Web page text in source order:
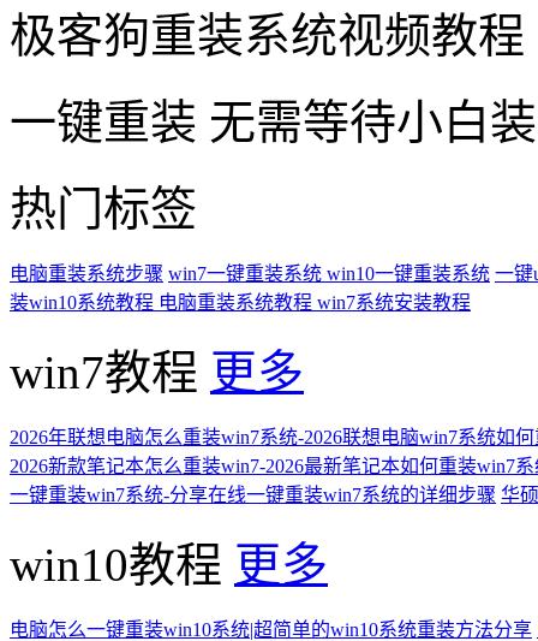
极客狗重装系统视频教程
一键重装 无需等待小白
热门标签
电脑重装系统步骤 win7一键重装系统 win10一键重装系统 一键
装win10系统教程 电脑重装系统教程 win7系统安装教程
win7教程 更多
2026年联想电脑怎么重装win7系统-2026联想电脑win7系统如
2026新款笔记本怎么重装win7-2026最新笔记本如何重装win7
一键重装win7系统-分享在线一键重装win7系统的详细步骤 华
win10教程 更多
电脑怎么一键重装win10系统|超简单的win10系统重装方法分享